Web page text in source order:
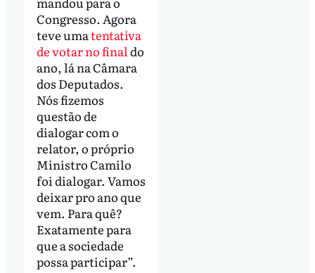
Congresso. Agora
teve umatentativa
de votar no final do
ano, lá na Câmara
dos Deputados.
Nós fizemos
questão de
dialogar com o
relator, o próprio
Ministro Camilo
foi dialogar. Vamos
deixar pro ano que
vem. Para quê?
Exatamente para
que a sociedade
possa participar”.